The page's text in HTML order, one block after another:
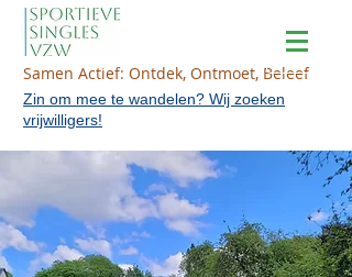
Samen Actief: Ontdek, Ontmoet, Beleef
Zin om mee te wandelen? Wij zoeken
vrijwilligers!